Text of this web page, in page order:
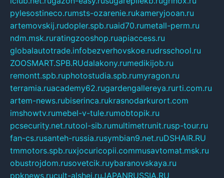
pylesostineco.rumsts-ozarenie.rukameryjooan.ru
artemovskij.rudopler.spb.ruaid70.rumetall-perm.ru
ndm.msk.ruratingzooshop.ruapiaccess.ru
globalautotrade.infobezverhovskoe.rudrsschool.ru
ZOOSMART.SPB.RUdalakony.rumedikijob.ru
remontt.spb.ruphotostudia.spb.rumyragon.ru
terramia.ruacademy62.rugardengallereya.rurti.com.ru
artem-news.rubiserinca.rukrasnodarkurort.com
imshowtv.rumebel-v-tule.rumobtopik.ru
pcsecurity.net.rutool-sib.rumultimetrunit.rusp-tour.ru
fan-cs.rusanteh-russia.rusymbian9.net.ruDSHAIR.RU
tmmotors.spb.ruxjocuricopii.commusavtomat.msk.ru
obustrojdom.rusovetcik.ruybaranovskaya.ru
ppknews.rucult-alshei.ruJAPANRUSSIA.RU